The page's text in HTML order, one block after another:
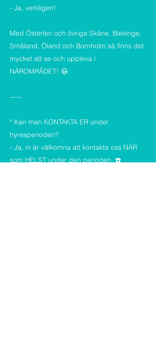
- Ja, verkligen!
Med Österlen och övriga Skåne, Blekinge,
Småland, Öland och Bornholm så finns det
mycket att se och uppleva i
NÄROMRÅDET! 😃
-----
* Kan man KONTAKTA ER under
hyresperioden?
- Ja, ni är välkomna att kontakta oss NÄR
som HELST under den perioden. ☎️